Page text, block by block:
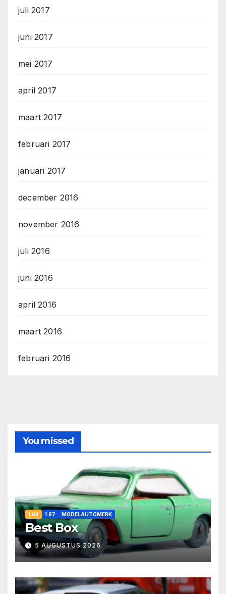
juli 2017
juni 2017
mei 2017
april 2017
maart 2017
februari 2017
januari 2017
december 2016
november 2016
juli 2016
juni 2016
april 2016
maart 2016
februari 2016
You missed
1:64 1:87 MODELAUTOMERK
Best Box
5 AUGUSTUS 2026